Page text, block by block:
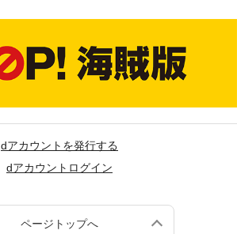
dアカウントを発行する
dアカウントログイン
ページトップへ